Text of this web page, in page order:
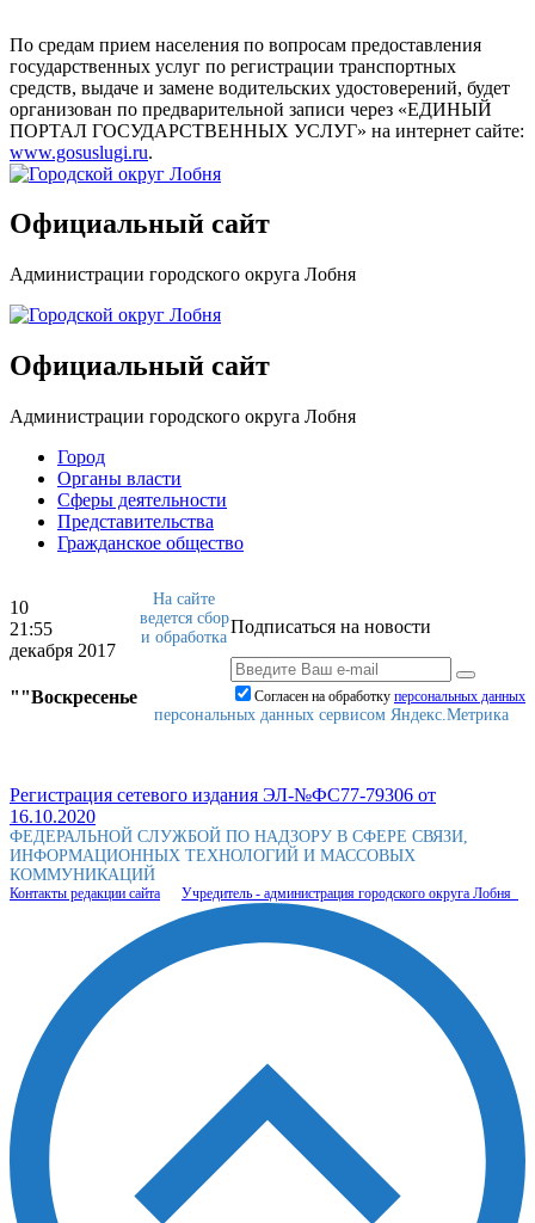
По средам прием населения по вопросам предоставления
государственных услуг по регистрации транспортных
средств, выдаче и замене водительских удостоверений, будет
организован по предварительной записи через «ЕДИНЫЙ
ПОРТАЛ ГОСУДАРСТВЕННЫХ УСЛУГ» на интернет сайте:
www.gosuslugi.ru.
Официальный сайт
Администрации городского округа Лобня
Официальный сайт
Администрации городского округа Лобня
Город
Органы власти
Сферы деятельности
Представительства
Гражданское общество
10
21:55
декабря 2017
""Воскресенье
Подписаться на новости
Согласен на обработку персональныx данных
На сайте
ведется сбор
и обработка
персональных данных сервисом Яндекс.Метрика
Регистрация сетевого издания ЭЛ-№ФС77-79306 от
16.10.2020
ФЕДЕРАЛЬНОЙ СЛУЖБОЙ ПО НАДЗОРУ В СФЕРЕ СВЯЗИ,
ИНФОРМАЦИОННЫХ ТЕХНОЛОГИЙ И МАССОВЫХ
КОММУНИКАЦИЙ
Контакты редакции сайта Учредитель - администрация городского округа Лобня